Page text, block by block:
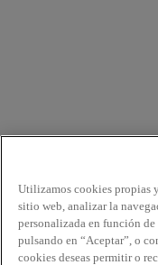
Utilizamos cookies propias
sitio web, analizar la
personalizada en función
pulsando en “Aceptar”, o
cookies deseas permitir o